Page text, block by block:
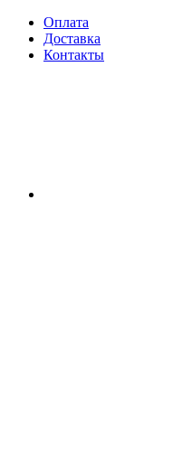
Оплата
Доставка
Контакты